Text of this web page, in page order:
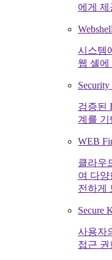
에게
시스템
웹 셸
검증된
계를
WEB
클라우
여 다
전하게
Secure
사용자
접근